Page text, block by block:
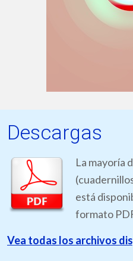
Descargas
La mayoría
está
formato
Vea todas los archivos